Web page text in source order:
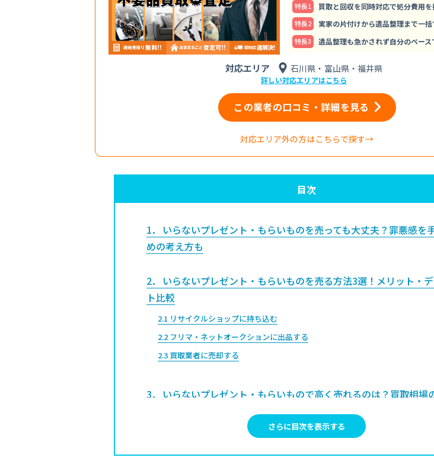
特⻑1 買取と回収を同時対応で処分費用
特⻑2 実家の片付けから遺品整理まで一
特⻑3 遺品整理も急かされず自分のペース
対応エリア 石川県・富山県・福井県
詳しい対応エリアはこちら
この業者の口コミ・詳細を見る
対応エリア外の方はこちらで探す→
目次
1
いらないプレゼント・もらいものを売っても大丈夫？罪悪感を
めの考え方も
2
いらないプレゼント・もらいものを売る方法3選！メリット・
ト比較
2.1 リサイクルショップに持ち込む
2.2フリマ・ネットオークションに出品する
2.3買取業者に売却する
3 いらないプレゼント・もらいもので高く売れるのは？買取相場
プレゼント・もらいもので売るのが難しいものは？【買取不可の
さらに目次を表示する